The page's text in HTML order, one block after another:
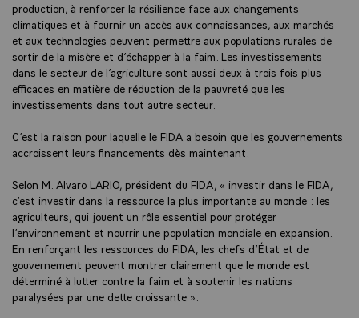
production, à renforcer la résilience face aux changements
climatiques et à fournir un accès aux connaissances, aux marchés
et aux technologies peuvent permettre aux populations rurales de
sortir de la misère et d’échapper à la faim. Les investissements
dans le secteur de l’agriculture sont aussi deux à trois fois plus
efficaces en matière de réduction de la pauvreté que les
investissements dans tout autre secteur.
C’est la raison pour laquelle le FIDA a besoin que les gouvernements
accroissent leurs financements dès maintenant.
Selon M. Alvaro LARIO, président du FIDA, « investir dans le FIDA,
c’est investir dans la ressource la plus importante au monde : les
agriculteurs, qui jouent un rôle essentiel pour protéger
l’environnement et nourrir une population mondiale en expansion.
En renforçant les ressources du FIDA, les chefs d’État et de
gouvernement peuvent montrer clairement que le monde est
déterminé à lutter contre la faim et à soutenir les nations
paralysées par une dette croissante ».